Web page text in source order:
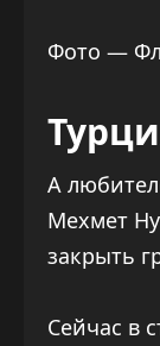
Фото —
А
Мехмет
закрыть
Сейчас в